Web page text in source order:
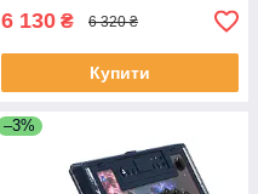
6 130 ₴ 6 320 ₴
Купити
–3%